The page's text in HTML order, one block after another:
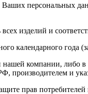
персональных
изделий и
календарного года
компании, либо
производителем и
прав